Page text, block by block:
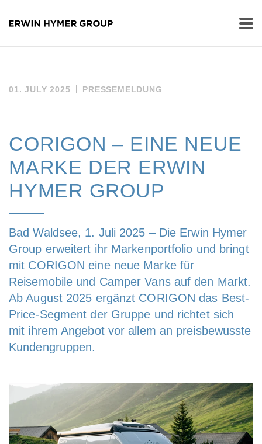
01. JULY 2025 PRESSEMELDUNG
CORIGON – EINE NEUE
MARKE DER ERWIN
HYMER GROUP
Bad Waldsee, 1. Juli 2025 – Die Erwin Hymer
Group erweitert ihr Markenportfolio und bringt
mit CORIGON eine neue Marke für
Reisemobile und Camper Vans auf den Markt.
Ab August 2025 ergänzt CORIGON das Best-
Price-Segment der Gruppe und richtet sich
mit ihrem Angebot vor allem an preisbewusste
Kundengruppen.